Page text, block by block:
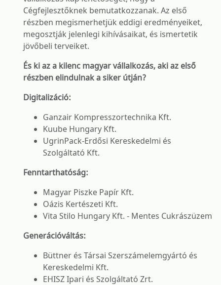
Cégfejlesztőknek bemutatkozzanak. Az első
részben megismerhetjük eddigi eredményeiket,
megosztják jelenlegi kihívásaikat, és ismertetik
jövőbeli terveiket.
És ki az a kilenc magyar vállalkozás, aki az első
részben elindulnak a siker útján?
Digitalizáció:
Ganzair Kompresszortechnika Kft.
Kuube Hungary Kft.
UgrinPack-Erdősi Kereskedelmi és
Szolgáltató Kft.
Fenntarthatóság:
Magyar Piszke Papír Kft.
Oázis Kertészeti Kft.
Vita Stilo Hungary Kft. - Mentes Cukrászüzem
Generációváltás:
Büttner és Társai Szerszámelemgyártó és
Kereskedelmi Kft.
EHISZ Ipari és Szolgáltató Zrt.